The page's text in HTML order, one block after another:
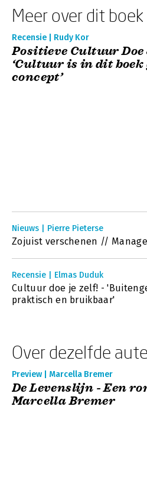
Meer over dit boek
Recensie | Rudy Kor
Positieve Cultuur Doe
‘Cultuur is in dit boek
concept’
Nieuws | Pierre Pieterse
Zojuist verschenen //
Recensie | Elmas Duduk
Cultuur doe je zelf! -
praktisch en bruikbaar'
Over dezelfde
Preview | Marcella Bremer
De Levenslijn - Een
Marcella Bremer